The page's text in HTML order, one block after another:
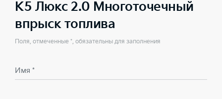
K5 Люкс 2.0 Многоточечный
впрыск топлива
Поля, отмеченные *, обязательны для заполнения
Имя *